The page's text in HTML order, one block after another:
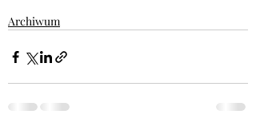
Archiwum